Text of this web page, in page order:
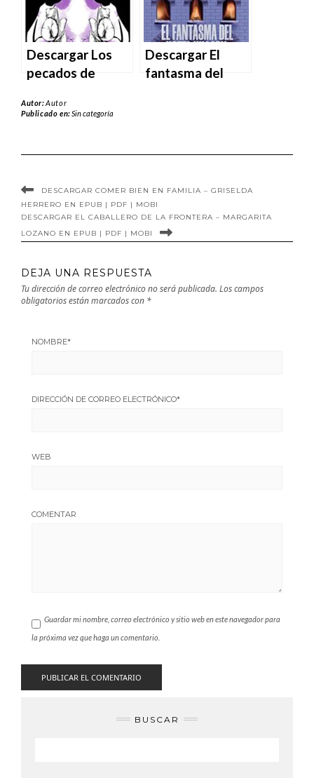
Descargar Los
pecados de
de Åsa Larsson
Descargar El
fantasma del
Autor:Autor
Publicado en:Sin categoría
DESCARGAR COMER BIEN EN FAMILIA – GRISELDA
HERRERO EN EPUB | PDF | MOBI
DESCARGAR EL CABALLERO DE LA FRONTERA – MARGARITA
LOZANO EN EPUB | PDF | MOBI
DEJA UNA RESPUESTA
Tu dirección de correo electrónico no será publicada. Los campos
obligatorios están marcados con *
NOMBRE*
DIRECCIÓN DE CORREO ELECTRÓNICO*
WEB
COMENTAR
Guardar mi nombre, correo electrónico y sitio web en este navegador para
la próxima vez que haga un comentario.
BUSCAR